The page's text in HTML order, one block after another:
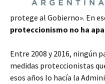
protege al Gobierno». En
proteccionismo no ha
Entre 2008 y 2016, ningún
medidas proteccionistas
esos años lo hacía la